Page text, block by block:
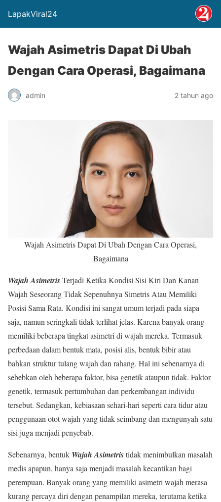
LapakViral24
Wajah Asimetris Dapat Di Ubah
Dengan Cara Operasi, Bagaimana
admin 2 tahun ago
Wajah Asimetris Dapat Di Ubah Dengan Cara Operasi,
Bagaimana
Wajah AsimetrisTerjadi Ketika Kondisi Sisi Kiri Dan Kanan
Wajah Seseorang Tidak Sepenuhnya Simetris Atau Memiliki
Posisi Sama Rata. Kondisi ini sangat umum terjadi pada siapa
saja, namun seringkali tidak terlihat jelas. Karena banyak orang
memiliki beberapa tingkat asimetri di wajah mereka. Termasuk
perbedaan dalam bentuk mata, posisi alis, bentuk bibir atau
bahkan struktur tulang wajah dan rahang. Hal ini sebenarnya di
sebebkan oleh beberapa faktor, bisa genetik ataupun tidak. Faktor
genetik, termasuk pertumbuhan dan perkembangan individu
tersebut. Sedangkan, kebiasaan sehari-hari seperti cara tidur atau
penggunaan otot wajah yang tidak seimbang dan mengunyah satu
sisi juga menjadi penyebab.
Sebenarnya, bentuk Wajah Asimetristidak menimbulkan masalah
medis apapun, hanya saja menjadi masalah kecantikan bagi
perempuan. Banyak orang yang memiliki asimetri wajah merasa
kurang percaya diri dengan penampilan mereka, terutama ketika